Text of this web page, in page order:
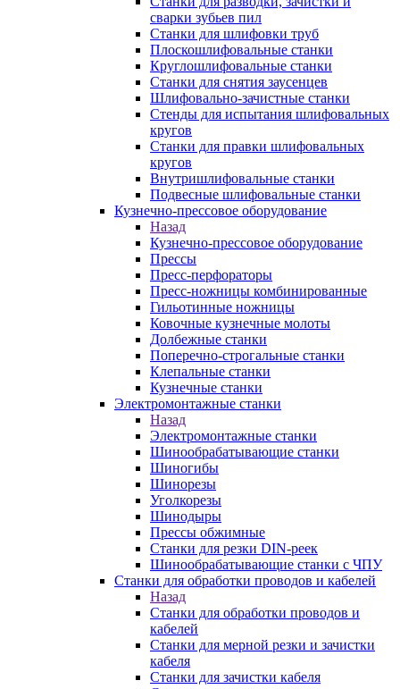
сварки зубьев пил
Станки для шлифовки труб
Плоскошлифовальные станки
Круглошлифовальные станки
Станки для снятия заусенцев
Шлифовально-зачистные станки
Стенды для испытания шлифовальных
кругов
Станки для правки шлифовальных
кругов
Внутришлифовальные станки
Подвесные шлифовальные станки
Кузнечно-прессовое оборудование
Назад
Кузнечно-прессовое оборудование
Прессы
Пресс-перфораторы
Пресс-ножницы комбинированные
Гильотинные ножницы
Ковочные кузнечные молоты
Долбежные станки
Поперечно-строгальные станки
Клепальные станки
Кузнечные станки
Электромонтажные станки
Назад
Электромонтажные станки
Шинообрабатывающие станки
Шиногибы
Шинорезы
Уголкорезы
Шинодыры
Прессы обжимные
Станки для резки DIN-реек
Шинообрабатывающие станки с ЧПУ
Станки для обработки проводов и кабелей
Назад
Станки для обработки проводов и
кабелей
Станки для мерной резки и зачистки
кабеля
Станки для зачистки кабеля